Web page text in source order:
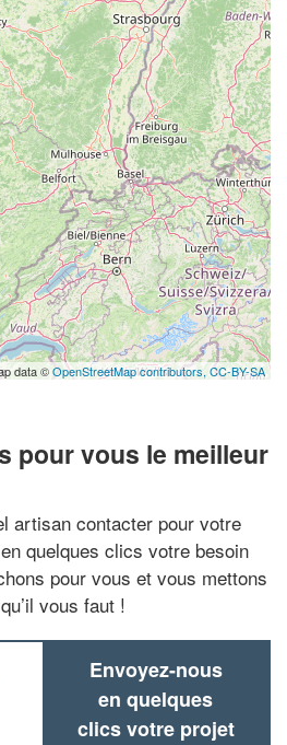
data ©OpenStreetMap contributors, CC-BY-SA
pour vous le meilleur
artisan contacter pour votre
quelques clics votre besoin
pour vous et vous mettons
vous faut !
Envoyez-nous
en quelques
clics votre projet